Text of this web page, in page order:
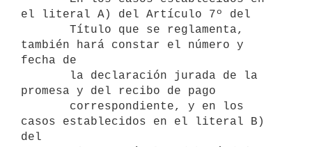
el literal A) del Artículo 7º del
también hará constar el número y
fecha de
promesa y del recibo de pago
casos establecidos en el literal B)
del